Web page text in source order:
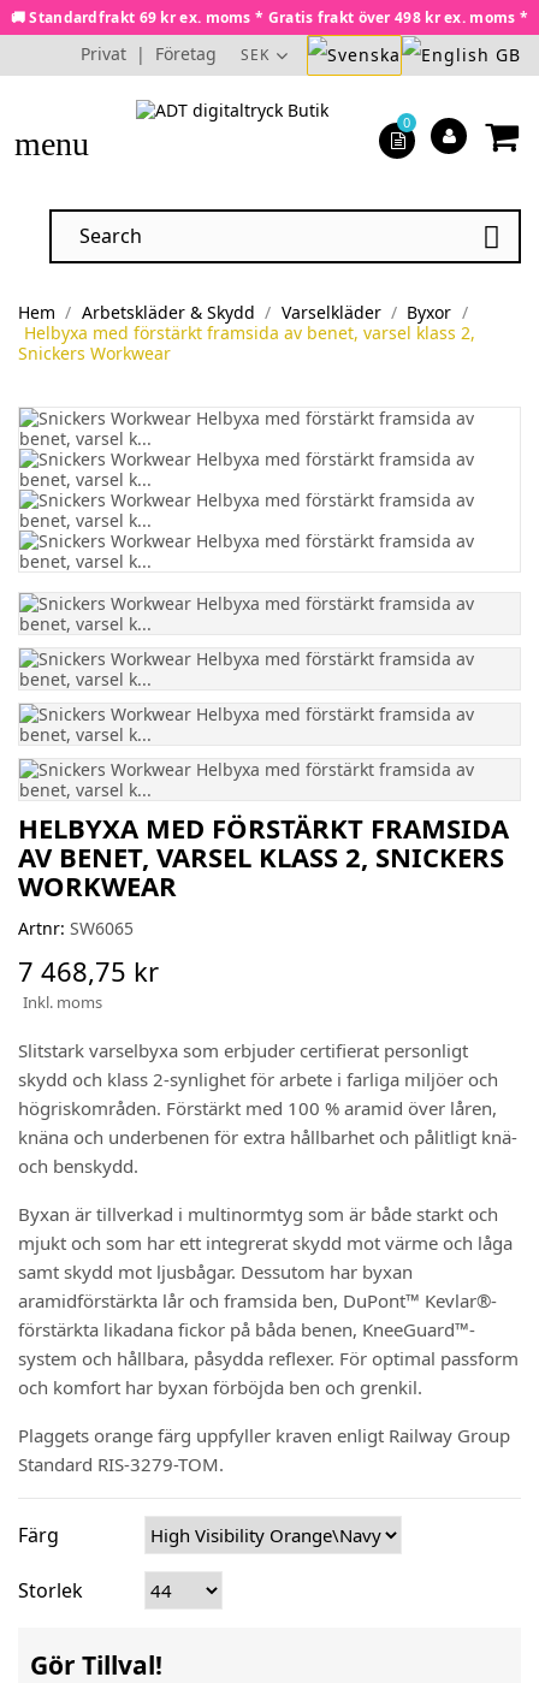
🚚 Standardfrakt 69 kr ex. moms * Gratis frakt över 498 kr ex. moms *
Privat | Företag SEK
menu

0
Hem Arbetskläder & Skydd Varselkläder
Byxor
Helbyxa med förstärkt framsida av benet, varsel klass 2,
Snickers Workwear
HELBYXA MED FÖRSTÄRKT FRAMSIDA
AV BENET, VARSEL KLASS 2, SNICKERS
WORKWEAR
Artnr: SW6065
7 468,75 kr
Inkl. moms
Slitstark varselbyxa som erbjuder certifierat personligt
skydd och klass 2-synlighet för arbete i farliga miljöer och
högriskområden. Förstärkt med 100 % aramid över låren,
knäna och underbenen för extra hållbarhet och pålitligt knä-
och benskydd.
Byxan är tillverkad i multinormtyg som är både starkt och
mjukt och som har ett integrerat skydd mot värme och låga
samt skydd mot ljusbågar. Dessutom har byxan
aramidförstärkta lår och framsida ben, DuPont™ Kevlar®-
förstärkta likadana fickor på båda benen, KneeGuard™-
system och hållbara, påsydda reflexer. För optimal passform
och komfort har byxan förböjda ben och grenkil.
Plaggets orange färg uppfyller kraven enligt Railway Group
Standard RIS-3279-TOM.
Färg
Storlek
Gör Tillval!